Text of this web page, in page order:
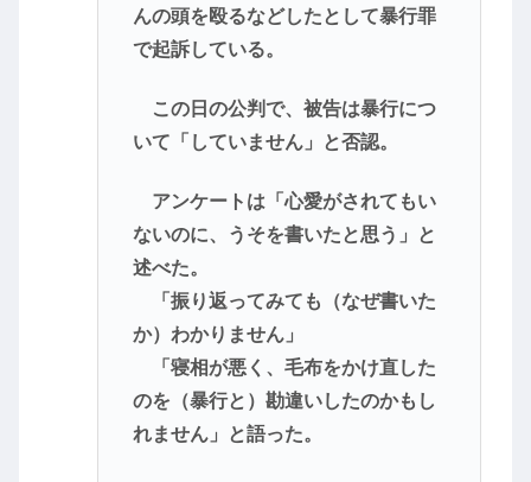
んの頭を殴るなどしたとして暴行罪
で起訴している。
この日の公判で、被告は暴行につ
いて「していません」と否認。
アンケートは「心愛がされてもい
ないのに、うそを書いたと思う」と
述べた。
「振り返ってみても（なぜ書いた
か）わかりません」
「寝相が悪く、毛布をかけ直した
のを（暴行と）勘違いしたのかもし
れません」と語った。